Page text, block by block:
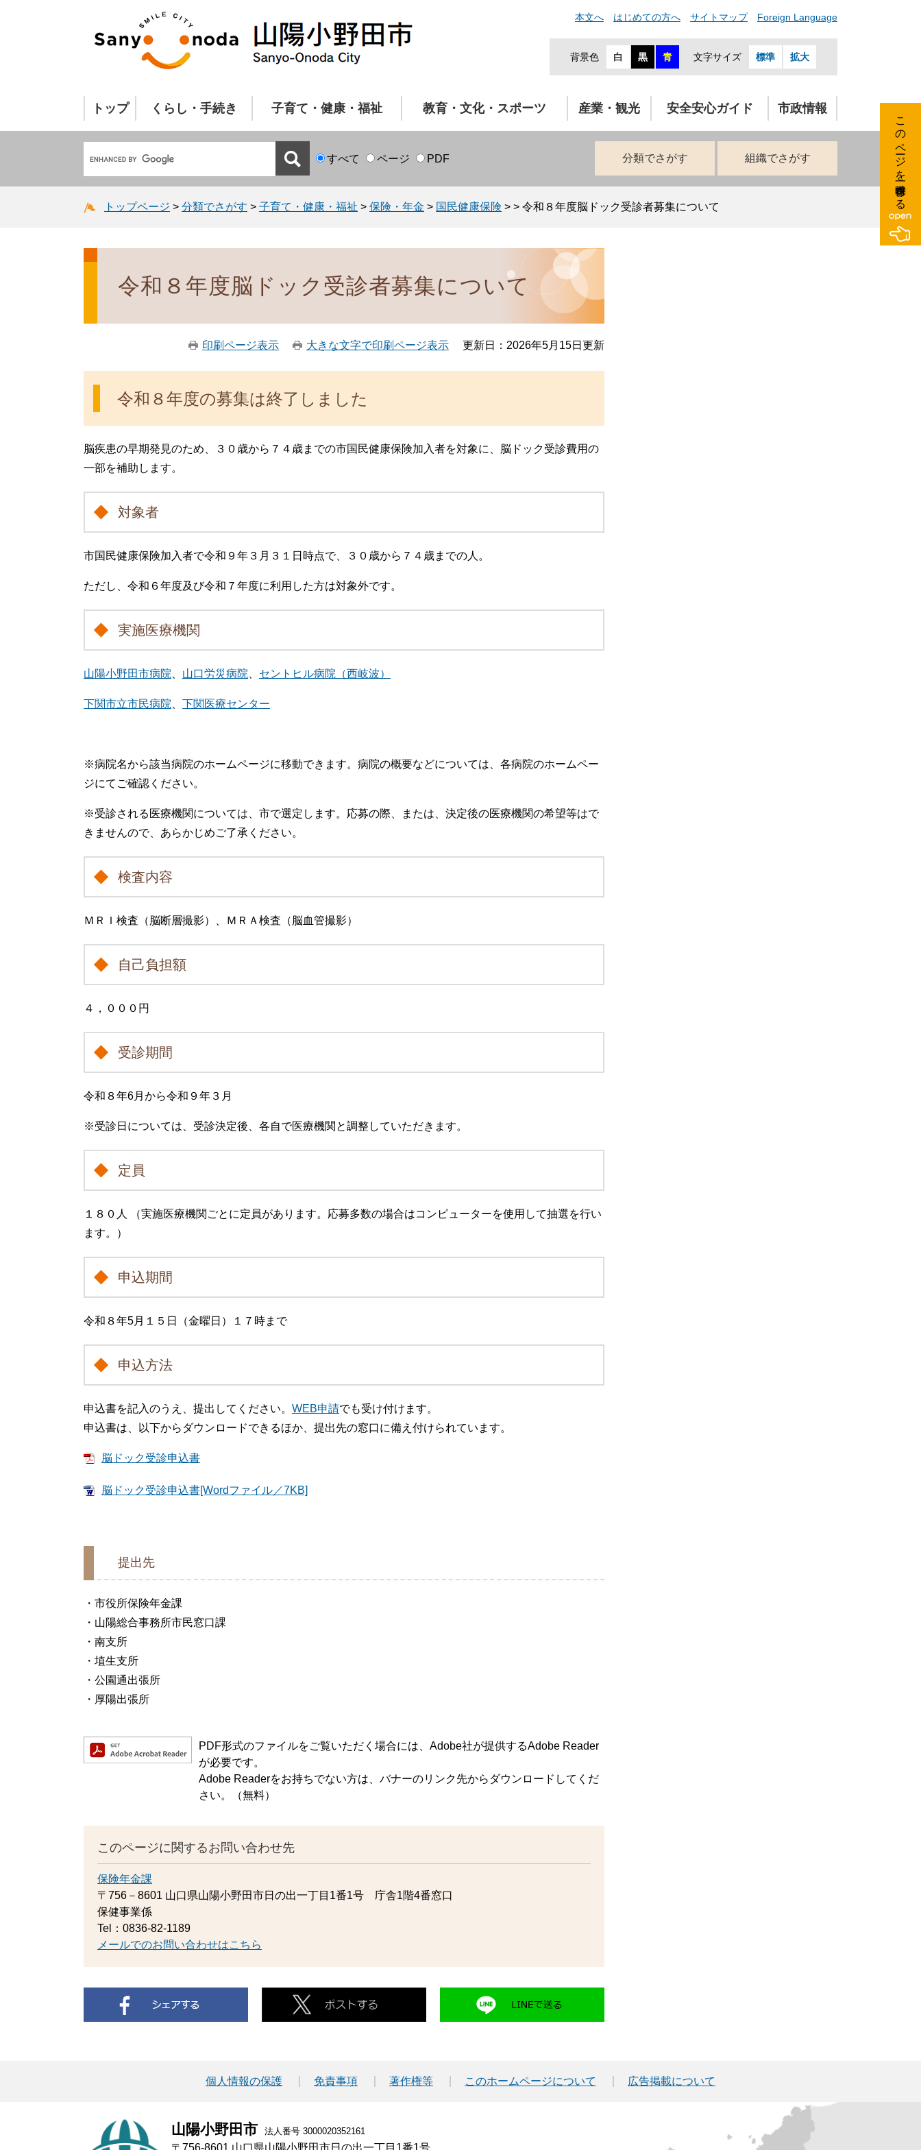
本文へ はじめての方へ サイトマップ Foreign Language
背景色 白 黒 青 文字サイズ 標準 拡大
トップ くらし・手続き 子育て・健康・福祉 教育・文化・スポーツ 産業・観光 安全安心ガイド 市政情報
すべて ページ PDF 分類でさがす 組織でさがす
トップページ > 分類でさがす > 子育て・健康・福祉 > 保険・年金 > 国民健康保険 > > 令和８年度脳ドック受診者募集について
令和８年度脳ドック受診者募集について
印刷ページ表示 大きな文字で印刷ページ表示 更新日：2026年5月15日更新
令和８年度の募集は終了しました
脳疾患の早期発見のため、３０歳から７４歳までの市国民健康保険加入者を対象に、脳ドック受診費用の
一部を補助します。
対象者
市国民健康保険加入者で令和９年３月３１日時点で、３０歳から７４歳までの人。
ただし、令和６年度及び令和７年度に利用した方は対象外です。
実施医療機関
山陽小野田市病院 山口労災病院 セントヒル病院（西岐波）
下関市立市民病院 下関医療センター
※病院名から該当病院のホームページに移動できます。病院の概要などについては、各病院のホームペー
ジにてご確認ください。
※受診される医療機関については、市で選定します。応募の際、または、決定後の医療機関の希望等はで
きませんので、あらかじめご了承ください。
検査内容
ＭＲＩ検査（脳断層撮影）、ＭＲＡ検査（脳血管撮影）
自己負担額
４，０００円
受診期間
令和８年6月から令和９年３月
※受診日については、受診決定後、各自で医療機関と調整していただきます。
定員
１８０人 （実施医療機関ごとに定員があります。応募多数の場合はコンピューターを使用して抽選を行い
ます。）
申込期間
令和８年5月１５日（金曜日）１７時まで
申込方法
申込書を記入のうえ、提出してください。 WEB申請でも受け付けます。
申込書は、以下からダウンロードできるほか、提出先の窓口に備え付けられています。
脳ドック受診申込書
脳ドック受診申込書[Wordファイル／7KB]
提出先
・市役所保険年金課
・山陽総合事務所市民窓口課
・南支所
・埴生支所
・公園通出張所
・厚陽出張所
PDF形式のファイルをご覧いただく場合には、Adobe社が提供するAdobe Reader
が必要です。
Adobe Readerをお持ちでない方は、バナーのリンク先からダウンロードしてくだ
さい。（無料）
このページに関するお問い合わせ先
保険年金課
〒756－8601 山口県山陽小野田市日の出一丁目1番1号 庁舎1階4番窓口
保健事業係
Tel：0836-82-1189
メールでのお問い合わせはこちら
個人情報の保護 免責事項 著作権等 このホームページについて 広告掲載について
山陽小野田市 法人番号 3000020352161
〒756-8601 山口県山陽小野田市日の出一丁目1番1号
このページを一時保存する